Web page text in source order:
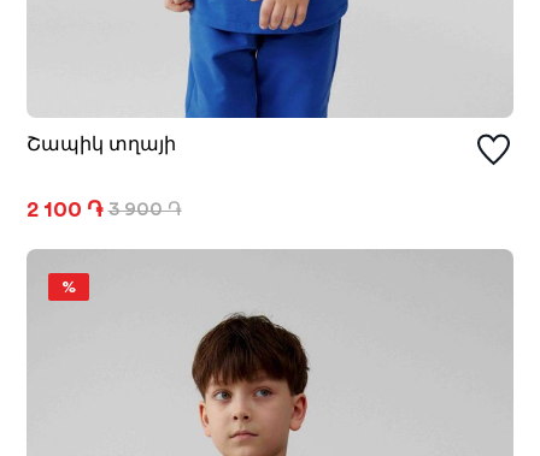
Շապիկ տղայի
2 100 ֏ 3 900 ֏
%